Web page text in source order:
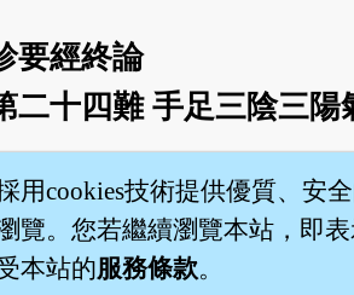
要經終論
二十四難 手足三陰三陽
用cookies技術提供優質、安
覽。您若繼續瀏覽本站，即
本站的服務條款。